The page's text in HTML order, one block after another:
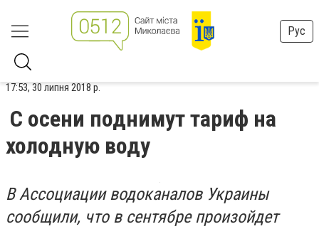
Рус
17:53, 30 липня 2018 р.
С осени поднимут тариф на
холодную воду
В Ассоциации водоканалов Украины
сообщили, что в сентябре произойдет